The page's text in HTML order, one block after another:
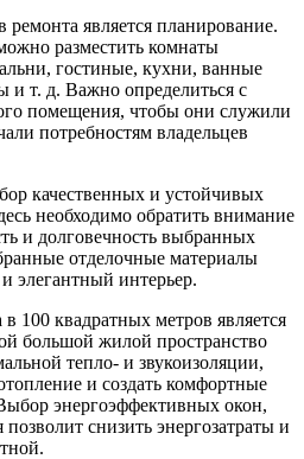
является планирование.
разместить комнаты
гостиные, кухни, ванные
и т. д. Важно определиться с
помещения, чтобы они служили
потребностям владельцев
качественных и устойчивых
необходимо обратить внимание
и долговечность выбранных
отделочные материалы
элегантный интерьер.
100 квадратных метров является
большой жилой пространство
тепло- и звукоизоляции,
и создать комфортные
энергоэффективных окон,
снизить энергозатраты и